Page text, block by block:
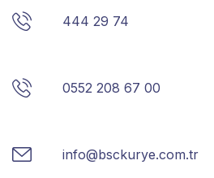
444 29 74
0552 208 67 00
info@bsckurye.com.tr